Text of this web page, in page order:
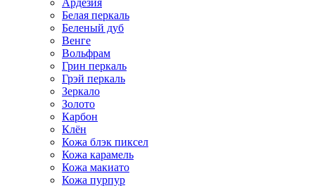
Ардезия
Белая перкаль
Беленый дуб
Венге
Вольфрам
Грин перкаль
Грэй перкаль
Зеркало
Золото
Карбон
Клён
Кожа блэк пиксел
Кожа карамель
Кожа макиато
Кожа пурпур